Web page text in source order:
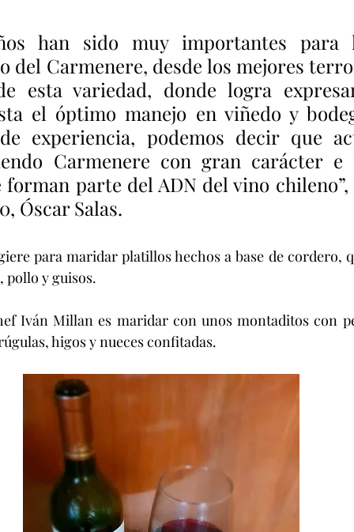
han sido muy importantes para
del Carmenere, desde los mejores
esta variedad, donde logra
el óptimo manejo en viñedo y
experiencia, podemos decir que
Carmenere con gran carácter e
parte del ADN del vino chileno”,
Óscar Salas.
para maridar platillos hechos a base de cordero,
pollo y guisos.
Iván Millan es maridar con unos montaditos con
higos y nueces confitadas.